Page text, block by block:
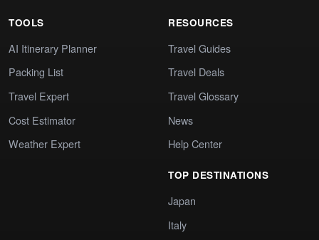
TOOLS
AI Itinerary Planner
Packing List
Travel Expert
Cost Estimator
Weather Expert
RESOURCES
Travel Guides
Travel Deals
Travel Glossary
News
Help Center
TOP DESTINATIONS
Japan
Italy